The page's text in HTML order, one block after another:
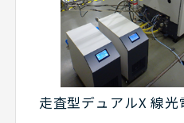
走査型デュアルX 線